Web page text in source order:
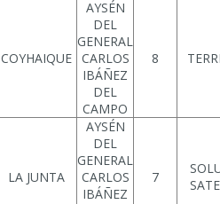
COYHAIQUE
AYSÉN
DEL
GENERAL
CARLOS
IBÁÑEZ
DEL
CAMPO
8
LA JUNTA
AYSÉN
DEL
GENERAL
CARLOS
IBÁÑEZ
7